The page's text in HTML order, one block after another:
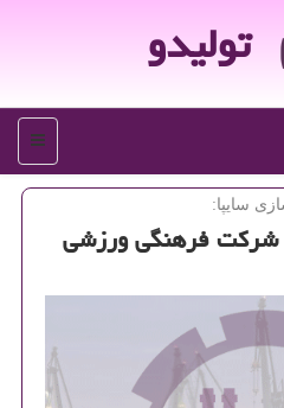
تولیدو
منو
سایپا:
فرهنگی ورزشی